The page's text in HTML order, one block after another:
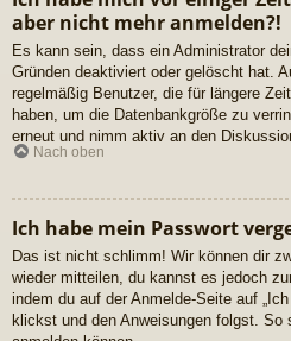
aber nicht mehr anmelden?!
Es kann sein, dass ein Administrator
Gründen deaktiviert oder gelöscht hat.
regelmäßig Benutzer, die für längere
haben, um die Datenbankgröße zu
erneut und nimm aktiv an den
Nach oben
Ich habe mein Passwort
Das ist nicht schlimm! Wir können dir
wieder mitteilen, du kannst es jedoch
indem du auf der Anmelde-Seite auf
klickst und den Anweisungen folgst.